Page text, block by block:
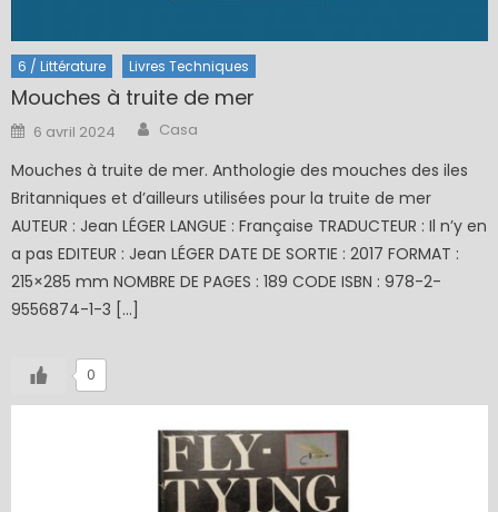
6 / Littérature Livres Techniques
Mouches à truite de mer
Posted
on
6 avril 2024 Author
Casa
Mouches à truite de mer. Anthologie des mouches des iles
Britanniques et d’ailleurs utilisées pour la truite de mer
AUTEUR : Jean LÉGER LANGUE : Française TRADUCTEUR : Il n’y en
a pas EDITEUR : Jean LÉGER DATE DE SORTIE : 2017 FORMAT :
215×285 mm NOMBRE DE PAGES : 189 CODE ISBN : 978-2-
9556874-1-3 […]
0